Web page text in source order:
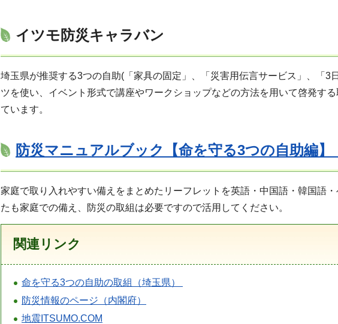
イツモ防災キャラバン
埼玉県が推奨する3つの自助(「家具の固定」、「災害用伝言サービス」、「3
ツを使い、イベント形式で講座やワークショップなどの方法を用いて啓発す
ています。
防災マニュアルブック【命を守る3つの自助編】
家庭で取り入れやすい備えをまとめたリーフレットを英語・中国語・韓国語
たも家庭での備え、防災の取組は必要ですので活用してください。
関連リンク
命を守る3つの自助の取組（埼玉県）
防災情報のページ（内閣府）
地震ITSUMO.COM